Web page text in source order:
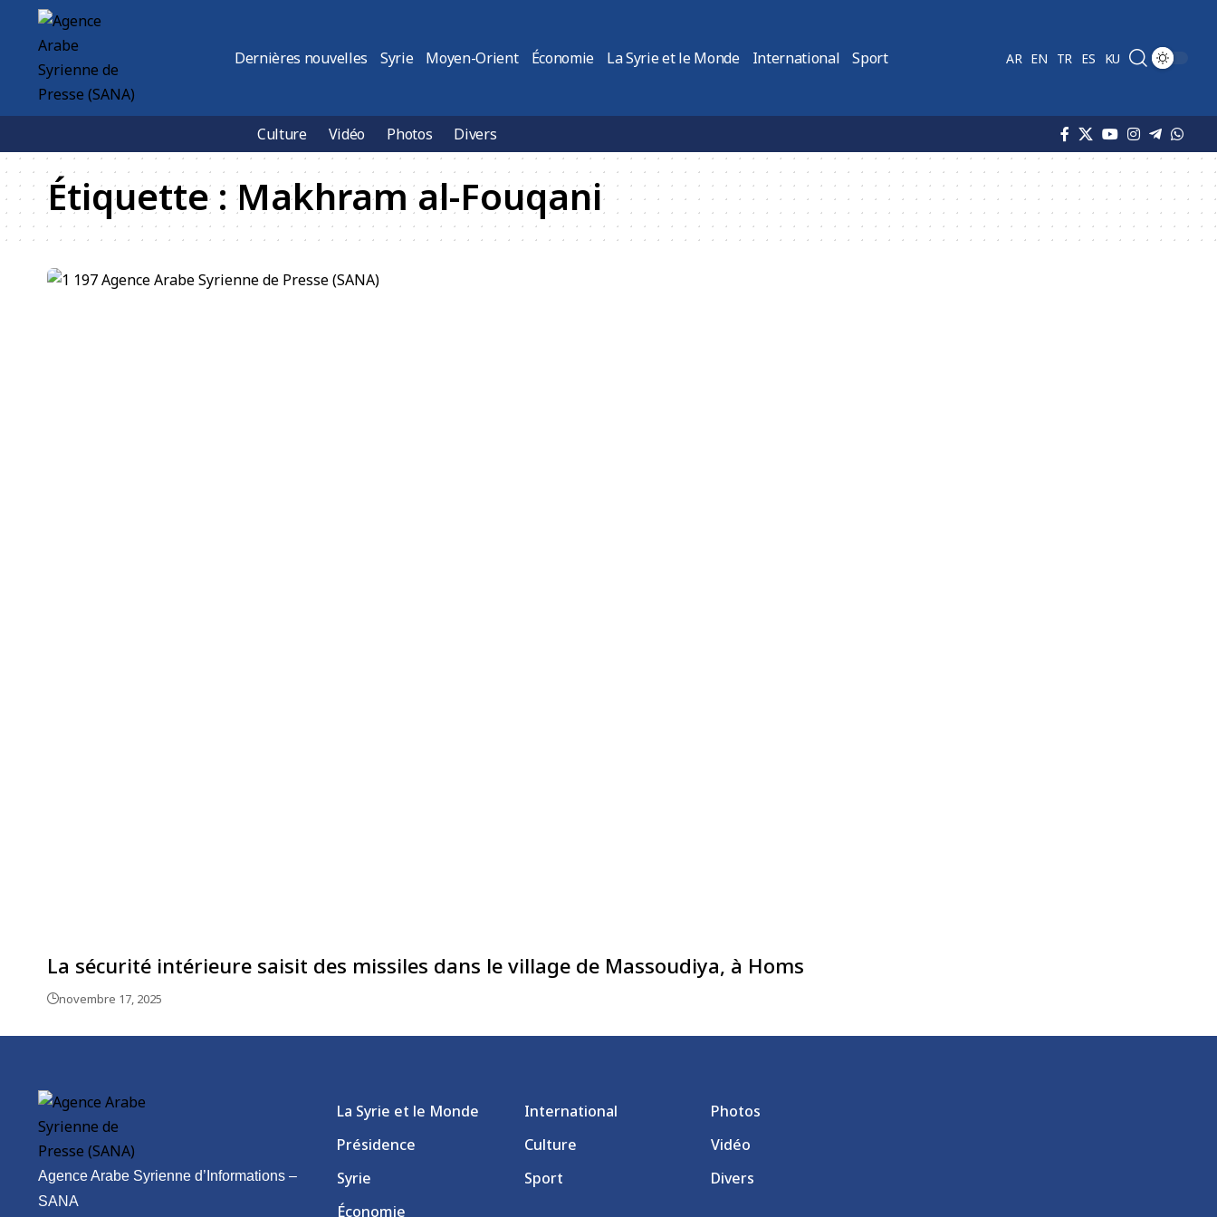
Dernières nouvelles Syrie Moyen-Orient Économie La Syrie et le Monde International Sport AR EN TR ES KU
Culture Vidéo Photos Divers
Étiquette : Makhram al-Fouqani
La sécurité intérieure saisit des missiles dans le village de Massoudiya, à Homs
novembre 17, 2025
Agence Arabe Syrienne d’Informations –
SANA
La Syrie et le Monde
Présidence
Syrie
Économie
International
Culture
Sport
Photos
Vidéo
Divers